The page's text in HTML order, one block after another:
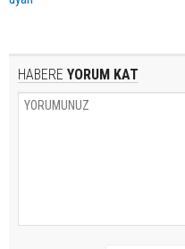
HABERE YORUM KAT